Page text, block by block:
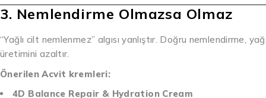
3. Nemlendirme Olmazsa Olmaz
“Yağlı cilt nemlenmez” algısı yanlıştır. Doğru nemlendirme, yağ
üretimini azaltır.
Önerilen Acvit kremleri:
4D Balance Repair & Hydration Cream